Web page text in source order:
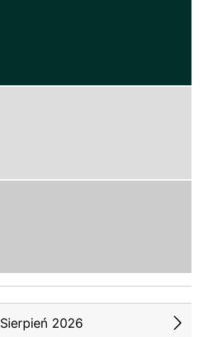
Sierpień 2026